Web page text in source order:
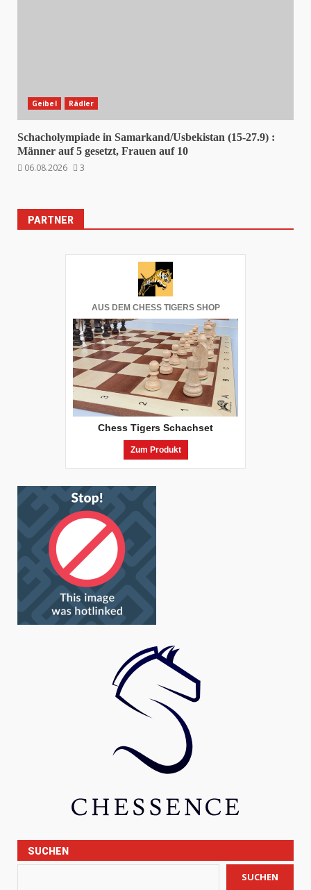
Geibel Rädler
Schacholympiade in Samarkand/Usbekistan (15-27.9) :
Männer auf 5 gesetzt, Frauen auf 10
06.08.2026
3
PARTNER
AUS DEM CHESS TIGERS SHOP
Chess Tigers Schachset
Zum Produkt
SUCHEN
SUCHEN